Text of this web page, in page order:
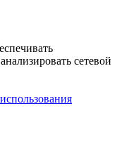
сетевой